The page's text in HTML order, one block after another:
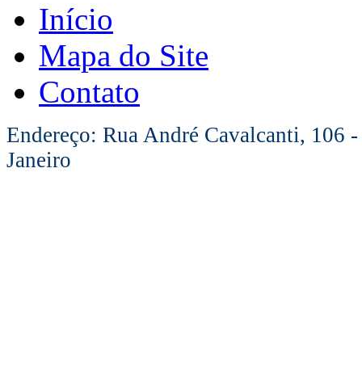
Início
Mapa do Site
Contato
Endereço: Rua André Cavalcanti, 106
Janeiro